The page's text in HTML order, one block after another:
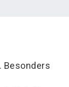
Besonders